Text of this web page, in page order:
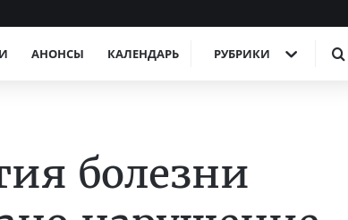
АНОНСЫ КАЛЕНДАРЬ РУБРИКИ
болезни